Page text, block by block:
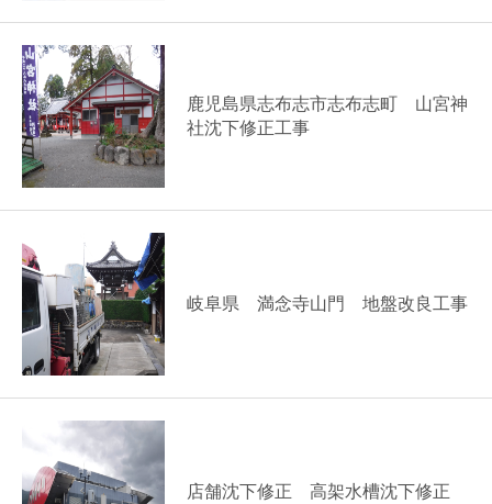
鹿児島県志布志市志布志町 山宮神
社沈下修正工事
岐阜県 満念寺山門 地盤改良工事
店舗沈下修正 高架水槽沈下修正